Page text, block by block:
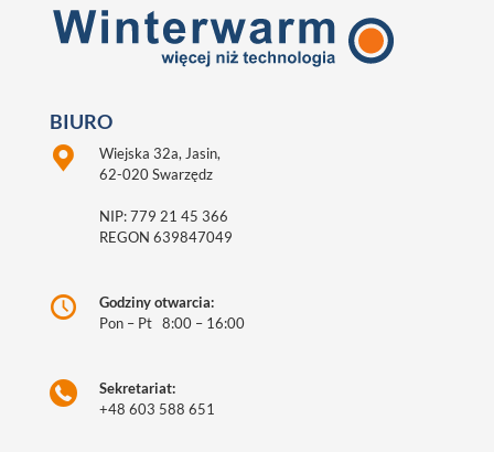
BIURO
Wiejska 32a, Jasin,
62-020 Swarzędz
NIP: 779 21 45 366
REGON 639847049
Godziny otwarcia:
Pon – Pt 8:00 – 16:00
Sekretariat:
+48 603 588 651